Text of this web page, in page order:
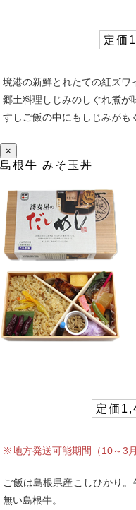
定価
境港の新鮮とれたての紅ズワ
郷土料理しじみのしぐれ煮が
すしご飯の中にもしじみがも
×
島根牛 みそ玉丼
定価
※地方発送可能期間（10～3月
ご飯は島根県産こしひかり
無い島根牛。